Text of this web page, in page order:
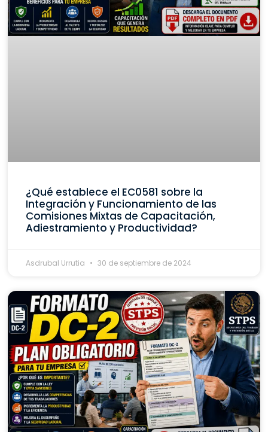
¿Qué establece el EC0581 sobre la
Integración y Funcionamiento de las
Comisiones Mixtas de Capacitación,
Adiestramiento y Productividad?
Asdrubal Urrutia 30 de septiembre de 2024